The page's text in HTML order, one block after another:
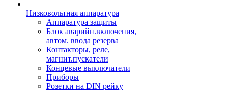
Низковольтная аппаратура
Аппаратура защиты
Блок аварийн.включения,
автом. ввода резерва
Контакторы, реле,
магнит.пускатели
Концевые выключатели
Приборы
Розетки на DIN рейку